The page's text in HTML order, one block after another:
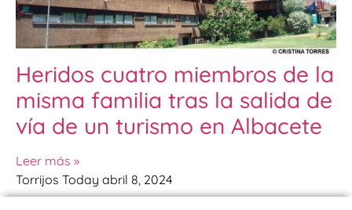
Heridos cuatro miembros de la
misma familia tras la salida de
vía de un turismo en Albacete
Leer más »
Torrijos Today abril 8, 2024